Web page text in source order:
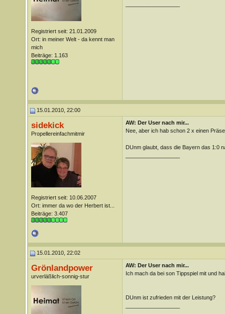
Registriert seit: 21.01.2009
Ort: in meiner Welt - da kennt man
mich
Beiträge: 1.163
15.01.2010, 22:00
sidekick
Propellereinfachmitmir
Registriert seit: 10.06.2007
Ort: immer da wo der Herbert ist...
Beiträge: 3.407
AW: Der User nach mir...
Nee, aber ich hab schon 2 x einen
DUnm glaubt, dass die Bayern das 1:0
15.01.2010, 22:02
Grönlandpower
urverläßlich-sonnig-stur
AW: Der User nach mir...
Ich mach da bei son Tippspiel mit und
DUnm ist zufrieden mit der Leistung?